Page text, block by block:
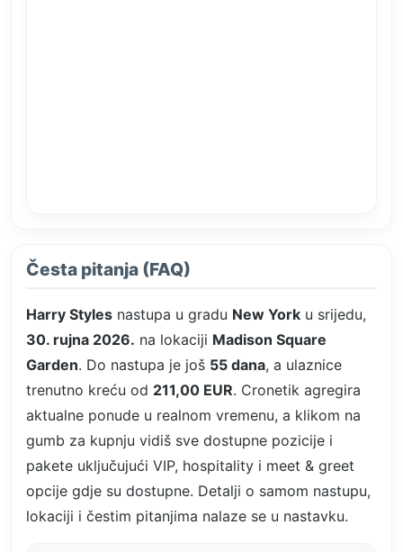
Česta pitanja (FAQ)
Harry Styles nastupa u gradu New York u srijedu,
30. rujna 2026. na lokaciji Madison Square
Garden. Do nastupa je još 55 dana, a ulaznice
trenutno kreću od 211,00 EUR. Cronetik agregira
aktualne ponude u realnom vremenu, a klikom na
gumb za kupnju vidiš sve dostupne pozicije i
pakete uključujući VIP, hospitality i meet & greet
opcije gdje su dostupne. Detalji o samom nastupu,
lokaciji i čestim pitanjima nalaze se u nastavku.